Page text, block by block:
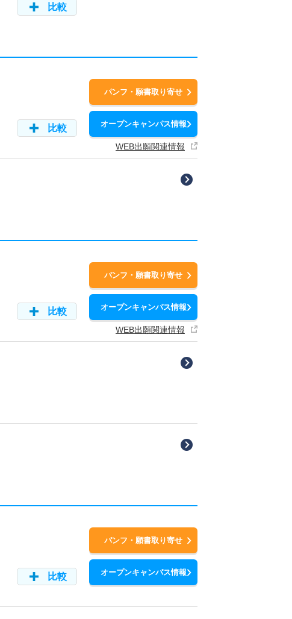
比較
パンフ・願書取り寄せ
比較 オープンキャンパス情報
WEB出願関連情報
パンフ・願書取り寄せ
比較 オープンキャンパス情報
WEB出願関連情報
パンフ・願書取り寄せ
比較 オープンキャンパス情報